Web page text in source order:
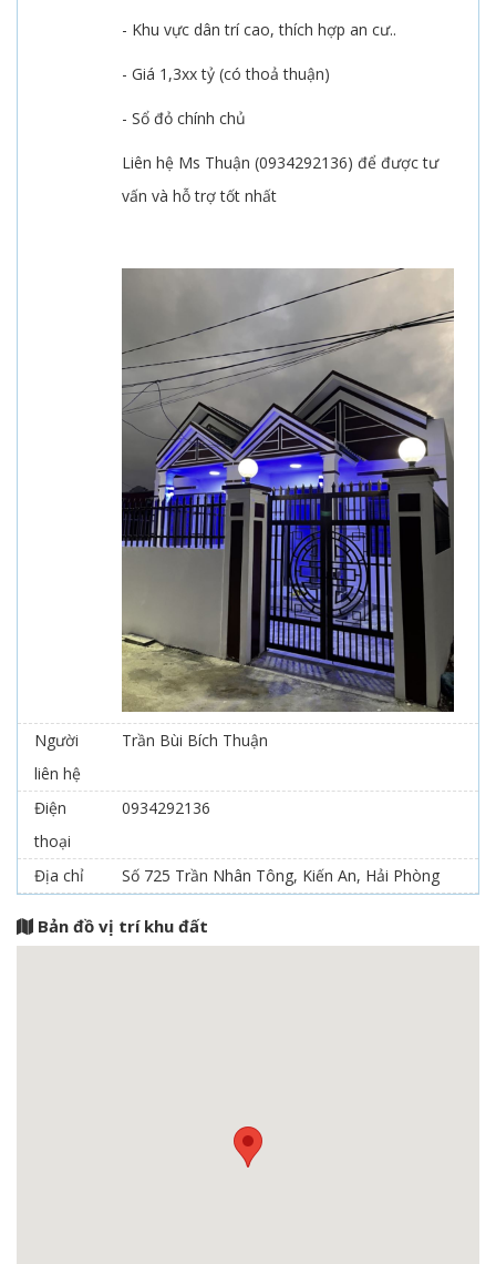
- Khu vực dân trí cao, thích hợp an cư..
- Giá 1,3xx tỷ (có thoả thuận)
- Sổ đỏ chính chủ
Liên hệ Ms Thuận (0934292136) để được tư
vấn và hỗ trợ tốt nhất
Người
liên hệ
Trần Bùi Bích Thuận
Điện
thoại
0934292136
Địa chỉ Số 725 Trần Nhân Tông, Kiến An, Hải Phòng
Bản đồ vị trí khu đất